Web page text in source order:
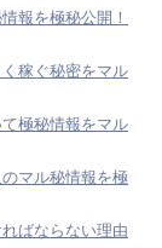
報を極秘公開！
稼ぐ秘密をマル
極秘情報をマル
マル秘情報を極
ばならない理由